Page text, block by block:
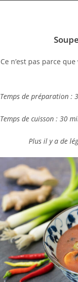
Ce n’est pas parce
Temps de préparation :
Temps de cuisson : 30
Plus il y a de